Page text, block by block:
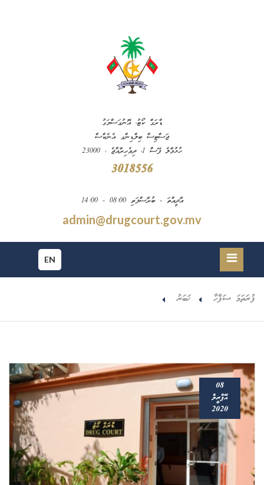
ޑްރަގް ކޯޓު، އޮނުގަސްމަގު
ޖަސްޓިސް ބިލްޑިންގ އެނެކްސް
ހުޅުމާލެ ފޭސް 1، ދިވެހިރާއްޖެ ، 23000
3018556
އާދީއްތަ - ބުރާސްފަތި 08:00 - 14:00
admin@drugcourt.gov.mv
EN
ފުރަތަމަ ސަފްހާ ޚަބަރު
08
އޭޕްރީލް
2020